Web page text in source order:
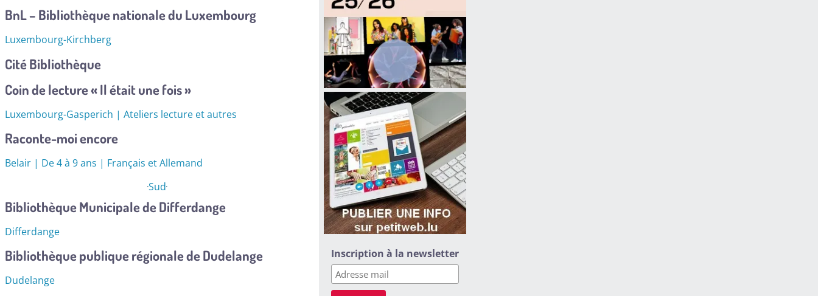
BnL – Bibliothèque nationale du Luxembourg
Luxembourg-Kirchberg
Cité Bibliothèque
Coin de lecture « Il était une fois »
Luxembourg-Gasperich | Ateliers lecture et autres
Raconte-moi encore
Belair | De 4 à 9 ans | Français et Allemand
Sud
Bibliothèque Municipale de Differdange
Differdange
Bibliothèque publique régionale de Dudelange
Dudelange
Inscription à la newsletter